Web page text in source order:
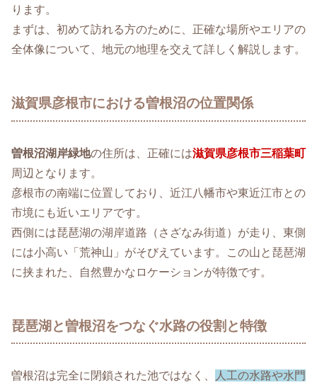
ります。
まずは、初めて訪れる方のために、正確な場所やエリアの
全体像について、地元の地理を交えて詳しく解説します。
滋賀県彦根市における曽根沼の位置関係
曽根沼湖岸緑地の住所は、正確には滋賀県彦根市三稲葉町
周辺となります。
彦根市の南端に位置しており、近江八幡市や東近江市との
市境にも近いエリアです。
西側には琵琶湖の湖岸道路（さざなみ街道）が走り、東側
には小高い「荒神山」がそびえています。この山と琵琶湖
に挟まれた、自然豊かなロケーションが特徴です。
琵琶湖と曽根沼をつなぐ水路の役割と特徴
曽根沼は完全に閉鎖された池ではなく、
人工の水路や水門